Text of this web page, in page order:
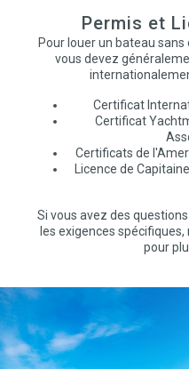
Permis et
Pour louer un bateau
vous devez
Certificat
Certificat
Certificats de
Licence de
Si vous avez des
les exigences
pour